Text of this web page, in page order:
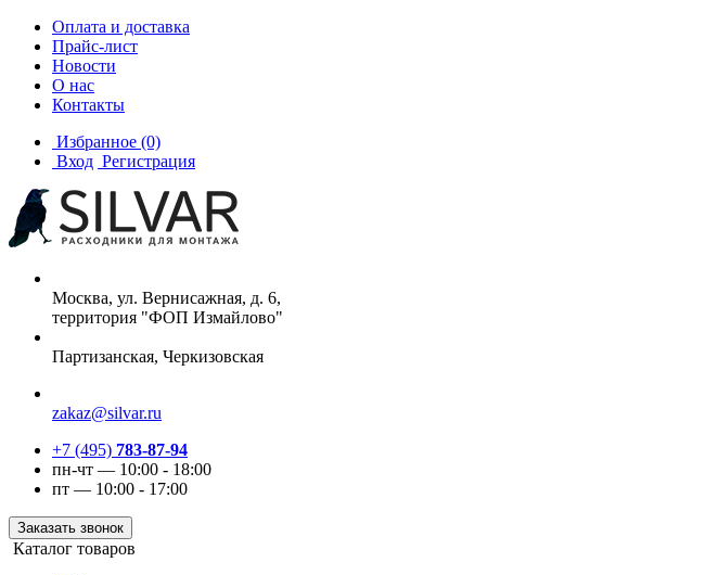
Оплата и доставка
Прайс-лист
Новости
О нас
Контакты
Избранное (0)
Вход Регистрация
Москва, ул. Вернисажная, д. 6,
территория "ФОП Измайлово"
Партизанская, Черкизовская
zakaz@silvar.ru
+7 (495) 783-87-94
пн-чт — 10:00 - 18:00
пт — 10:00 - 17:00
Заказать звонок
Каталог товаров